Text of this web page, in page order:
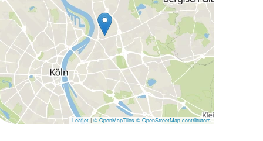
Leaflet | © OpenMapTiles © OpenStreetMap contributors